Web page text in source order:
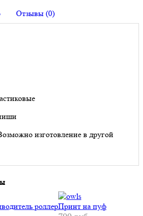
Отзывы (0)
изготовление в другой
роллерПринт на пуф